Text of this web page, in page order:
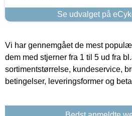
Se udvalget på
Vi har gennemgået de mest
dem med stjerner fra 1 til 5 ud fra
sortimentstørrelse, kundeservice,
betingelser, leveringsformer og